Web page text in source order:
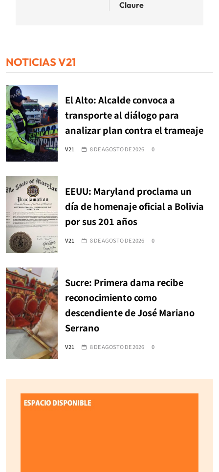
Claure
NOTICIAS V21
El Alto: Alcalde convoca a
transporte al diálogo para
analizar plan contra el trameaje
V21 8 DE AGOSTO DE 2026 0
EEUU: Maryland proclama un
día de homenaje oficial a Bolivia
por sus 201 años
V21 8 DE AGOSTO DE 2026 0
Sucre: Primera dama recibe
reconocimiento como
descendiente de José Mariano
Serrano
V21 8 DE AGOSTO DE 2026 0